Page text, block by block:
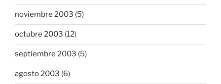
noviembre 2003 (5)
octubre 2003 (12)
septiembre 2003 (5)
agosto 2003 (6)